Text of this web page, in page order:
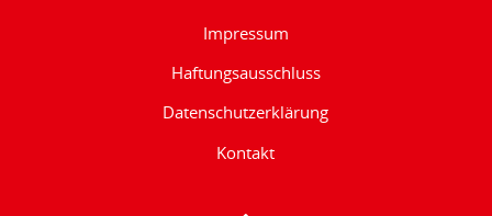
Impressum
Haftungsausschluss
Datenschutzerklärung
Kontakt